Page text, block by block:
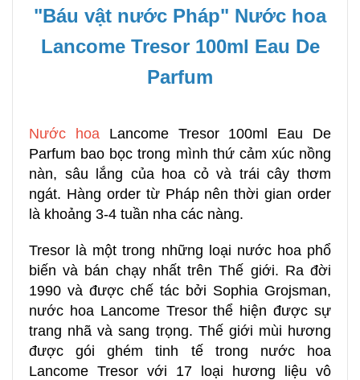
"Báu vật nước Pháp" Nước hoa
Lancome Tresor 100ml Eau De
Parfum
Nước hoa Lancome Tresor 100ml Eau De
Parfum bao bọc trong mình thứ cảm xúc nồng
nàn, sâu lắng của hoa cỏ và trái cây thơm
ngát. Hàng order từ Pháp nên thời gian order
là khoảng 3-4 tuần nha các nàng.
Tresor là một trong những loại nước hoa phổ
biến và bán chạy nhất trên Thế giới. Ra đời
1990 và được chế tác bởi Sophia Grojsman,
nước hoa Lancome Tresor thể hiện được sự
trang nhã và sang trọng. Thế giới mùi hương
được gói ghém tinh tế trong nước hoa
Lancome Tresor với 17 loại hương liệu vô